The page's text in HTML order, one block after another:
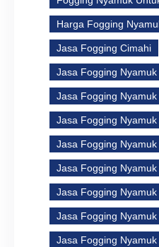
Harga Fogging
Jasa Fogging Cimahi
Jasa Fogging Nyamuk
Jasa Fogging Nyamuk
Jasa Fogging Nyamuk
Jasa Fogging
Jasa Fogging Nyamuk
Jasa Fogging
Jasa Fogging
Jasa Fogging